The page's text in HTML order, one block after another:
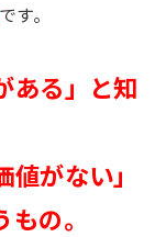
です。
ある」と知
がない」
の。